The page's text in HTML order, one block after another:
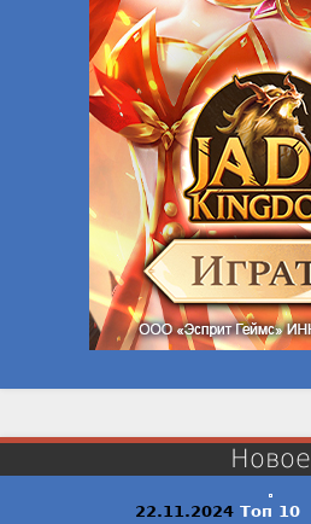
Новое
22.11.2024 Топ 10